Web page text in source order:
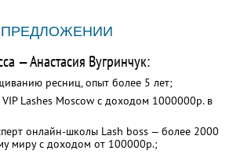
— Анастасия Вугринчук:
ресниц, опыт более 5 лет;
VIP Lashes Moscow с доходом 1000000р. в
онлайн-школы Lash boss — более 2000
миру с доходом от 100000р.;